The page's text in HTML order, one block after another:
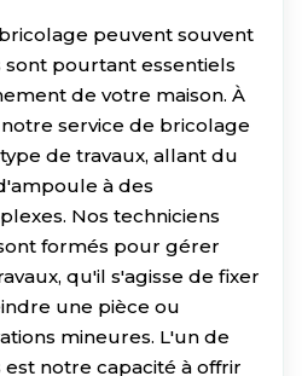
peuvent souvent
sont pourtant essentiels
de votre maison. À
service de bricolage
de travaux, allant du
à des
Nos techniciens
formés pour gérer
qu'il s'agisse de fixer
une pièce ou
mineures. L'un de
notre capacité à offrir